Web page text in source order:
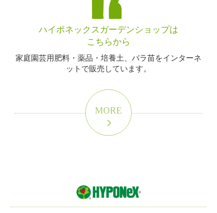
ハイポネックスガーデンショップは
こちらから
家庭園芸用肥料・薬品・培養土、バラ苗をインターネ
ットで販売しています。
MORE